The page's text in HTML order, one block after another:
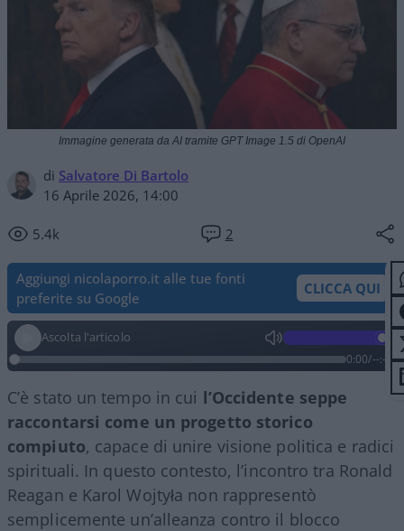
di Salvatore Di Bartolo
16 Aprile 2026, 14:00
5.4k 2
Immagine generata da AI tramite GPT Image 1.5 di OpenAI
Aggiungi nicolaporro.it alle tue fonti
preferite su Google
CLICCA QUI
Ascolta l'articolo
0:00/--:--
C’è stato un tempo in cui l’Occidente seppe
raccontarsi come un progetto storico
compiuto, capace di unire visione politica e radici
spirituali. In questo contesto, l’incontro tra Ronald
Reagan e Karol Wojtyła non rappresentò
semplicemente un’alleanza contro il blocco